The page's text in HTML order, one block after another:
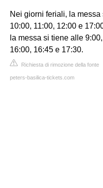
Nei giorni feriali, la
10:00, 11:00, 12:00 e
la messa si tiene alle
16:00, 16:45 e 17:30.
Richiesta di rimozione della fonte
peters-basilica-tickets.com